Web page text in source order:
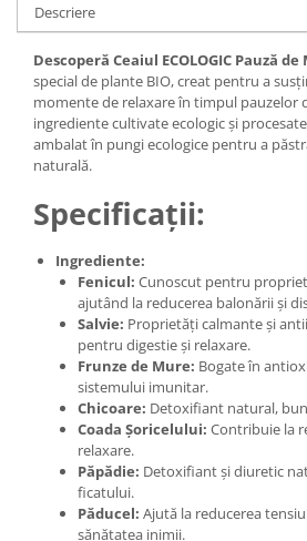
Descriere
Descoperă Ceaiul ECOLOGIC Pauză de
special de plante BIO, creat pentru a
momente de relaxare în timpul pauzelor
ingrediente cultivate ecologic și
ambalat în pungi ecologice pentru a
naturală.
Specificații:
Ingrediente:
Fenicul: Cunoscut pentru
ajutând la reducerea balonării și
Salvie: Proprietăți calmante și
pentru digestie și relaxare.
Frunze de Mure: Bogate în
sistemului imunitar.
Chicoare: Detoxifiant natural,
Coada Șoricelului: Contribuie la
relaxare.
Păpădie: Detoxifiant și diuretic
ficatului.
Păducel: Ajută la reducerea
sănătatea inimii.